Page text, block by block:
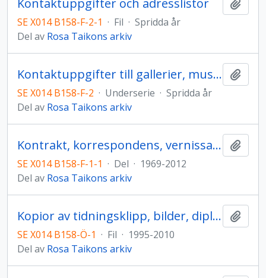
Kontaktuppgifter och adresslistor
SE X014 B158-F-2-1 · Fil · Spridda år
Del av Rosa Taikons arkiv
Kontaktuppgifter till gallerier, museer, privatpersoner m.fl.
SE X014 B158-F-2 · Underserie · Spridda år
Del av Rosa Taikons arkiv
Kontrakt, korrespondens, vernissagekort m.m. från hållna utställningar
SE X014 B158-F-1-1 · Del · 1969-2012
Del av Rosa Taikons arkiv
Kopior av tidningsklipp, bilder, diplom m.m. från Rosas samlade pärmar
SE X014 B158-Ö-1 · Fil · 1995-2010
Del av Rosa Taikons arkiv